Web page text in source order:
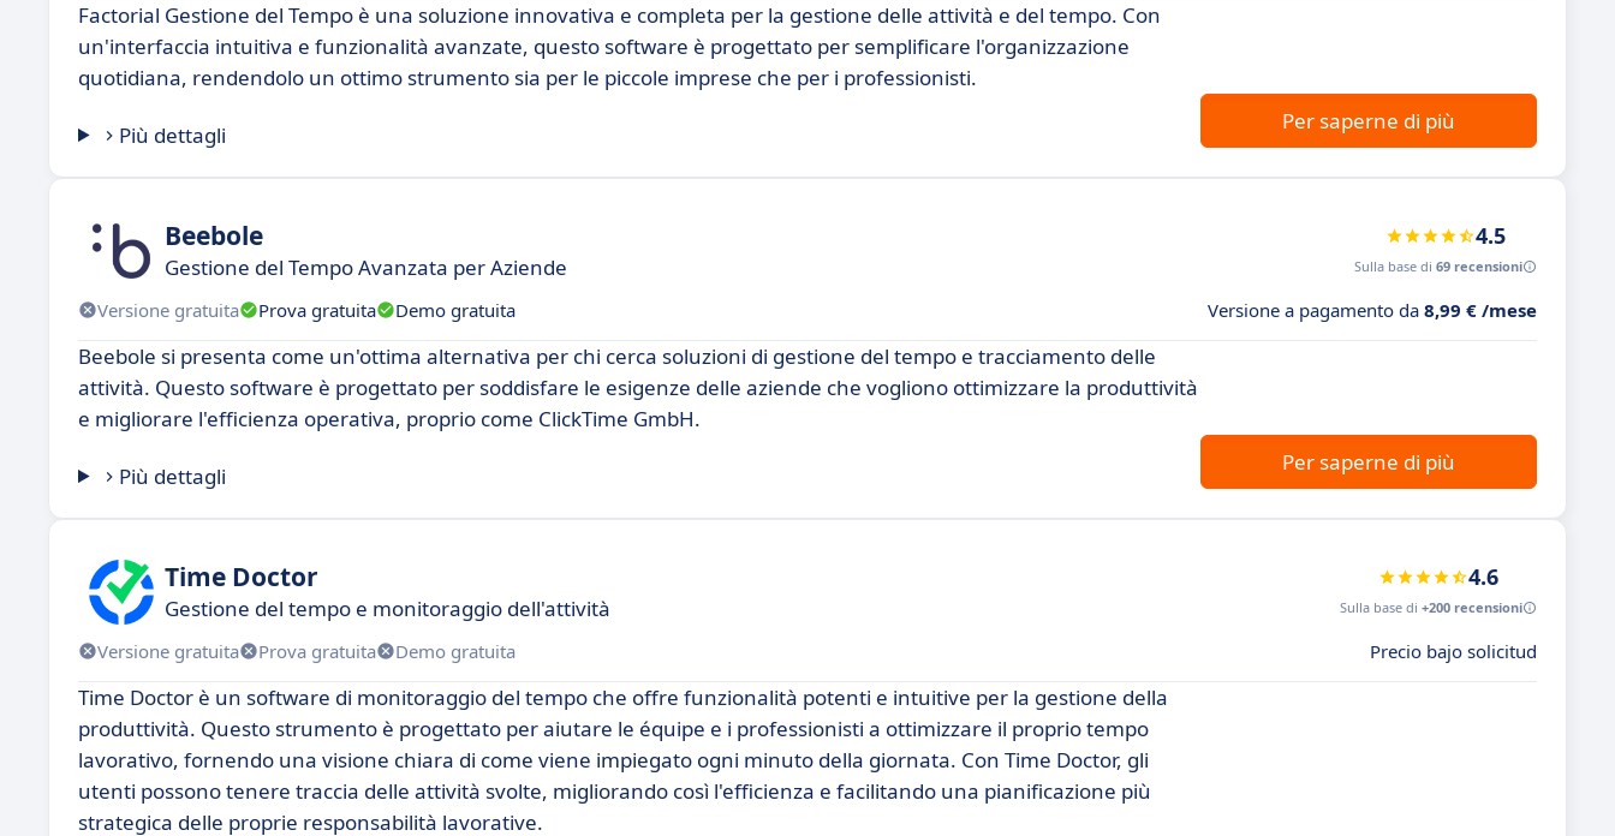
Factorial Gestione del Tempo è una soluzione innovativa e completa per la gestione delle attività e del tempo. Con
un'interfaccia intuitiva e funzionalità avanzate, questo software è progettato per semplificare l'organizzazione
quotidiana, rendendolo un ottimo strumento sia per le piccole imprese che per i professionisti.
Più dettagli
Per saperne di più
Beebole
Gestione del Tempo Avanzata per Aziende
4.5
Sulla base di 69 recensioni
Versione gratuita Prova gratuita Demo gratuita Versione a pagamento da 8,99 € /mese
Beebole si presenta come un'ottima alternativa per chi cerca soluzioni di gestione del tempo e tracciamento delle
attività. Questo software è progettato per soddisfare le esigenze delle aziende che vogliono ottimizzare la produttività
e migliorare l'efficienza operativa, proprio come ClickTime GmbH.
Più dettagli
Per saperne di più
Time Doctor
Gestione del tempo e monitoraggio dell'attività
4.6
Sulla base di +200 recensioni
Versione gratuita Prova gratuita Demo gratuita Precio bajo solicitud
Time Doctor è un software di monitoraggio del tempo che offre funzionalità potenti e intuitive per la gestione della
produttività. Questo strumento è progettato per aiutare le équipe e i professionisti a ottimizzare il proprio tempo
lavorativo, fornendo una visione chiara di come viene impiegato ogni minuto della giornata. Con Time Doctor, gli
utenti possono tenere traccia delle attività svolte, migliorando così l'efficienza e facilitando una pianificazione più
strategica delle proprie responsabilità lavorative.